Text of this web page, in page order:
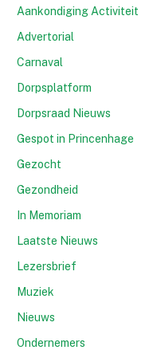
Aankondiging Activiteit
Advertorial
Carnaval
Dorpsplatform
Dorpsraad Nieuws
Gespot in Princenhage
Gezocht
Gezondheid
In Memoriam
Laatste Nieuws
Lezersbrief
Muziek
Nieuws
Ondernemers